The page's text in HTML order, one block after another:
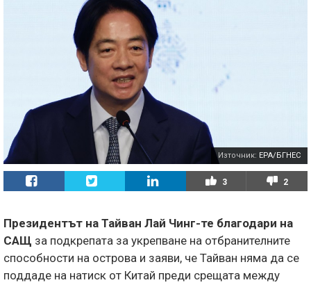
Източник: EPA/БГНЕС
3 2
Президентът на Тайван Лай Чинг-те благодари на
САЩ за подкрепата за укрепване на отбранителните
способности на острова и заяви, че Тайван няма да се
поддаде на натиск от Китай преди срещата между